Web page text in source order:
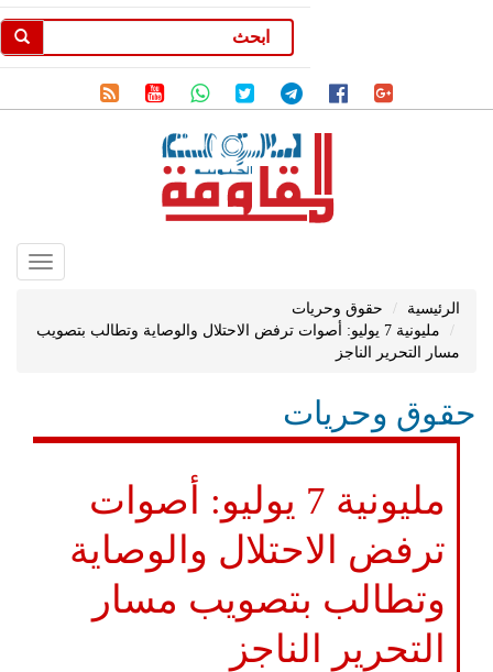
الرئيسية
حقوق وحريات
مليونية 7 يوليو: أصوات ترفض الاحتلال والوصاية وتطالب بتصويب
مسار التحرير الناجز
حقوق وحريات
مليونية 7 يوليو: أصوات
ترفض الاحتلال والوصاية
وتطالب بتصويب مسار
التحرير الناجز